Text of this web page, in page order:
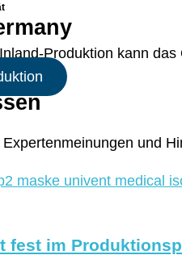
Produktion kann
und
fest im